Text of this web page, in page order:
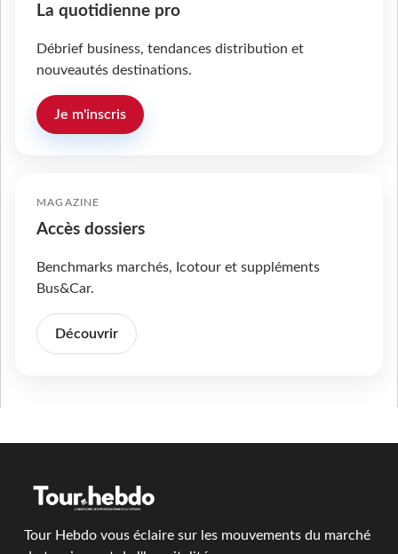
La quotidienne pro
Débrief business, tendances distribution et
nouveautés destinations.
Je m'inscris
MAGAZINE
Accès dossiers
Benchmarks marchés, Icotour et suppléments
Bus&Car.
Découvrir
Tour Hebdo vous éclaire sur les mouvements du marché